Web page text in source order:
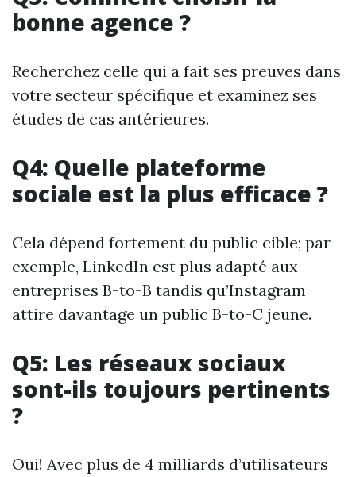
bonne agence ?
Recherchez celle qui a fait ses preuves dans
votre secteur spécifique et examinez ses
études de cas antérieures.
Q4: Quelle plateforme
sociale est la plus efficace ?
Cela dépend fortement du public cible; par
exemple, LinkedIn est plus adapté aux
entreprises B-to-B tandis qu’Instagram
attire davantage un public B-to-C jeune.
Q5: Les réseaux sociaux
sont-ils toujours pertinents
?
Oui! Avec plus de 4 milliards d’utilisateurs